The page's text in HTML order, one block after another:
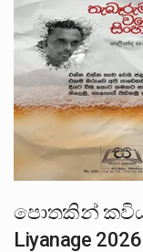
පොතකින් කවියක්
Liyanage